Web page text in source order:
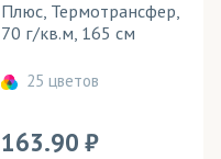
Плюс, Термотрансфер,
70 г/кв.м, 165 см
25 цветов
163.90